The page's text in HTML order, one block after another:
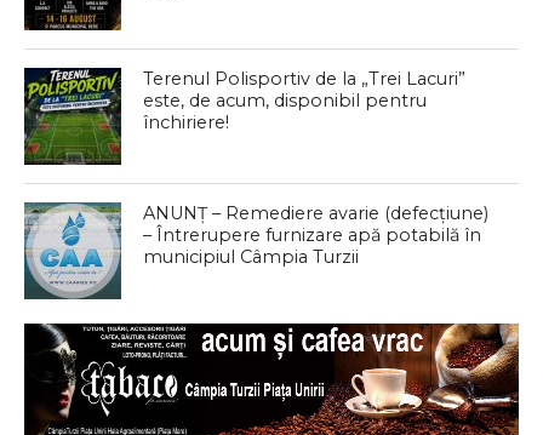
Terenul Polisportiv de la „Trei Lacuri”
este, de acum, disponibil pentru
închiriere!
ANUNȚ – Remediere avarie (defecțiune)
– Întrerupere furnizare apă potabilă în
municipiul Câmpia Turzii